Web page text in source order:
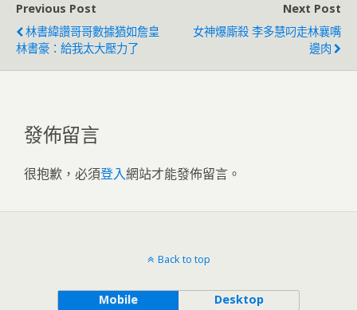
Previous Post
林書緯讚哥哥數據猶如詹皇
林書豪：給我太大壓力了
Next Post
女神爆廝殺 李多慧叼走林襄嘴
邊肉
發佈留言
很抱歉，必須登入網站才能發佈留言。
Back to top
Mobile Desktop